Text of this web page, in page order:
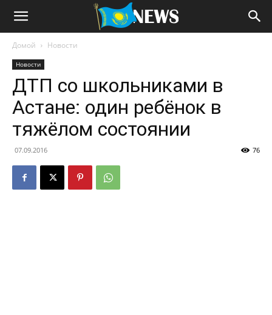
Домой Новости
Новости
ДТП со школьниками в
Астане: один ребёнок в
тяжёлом состоянии
07.09.2016 76